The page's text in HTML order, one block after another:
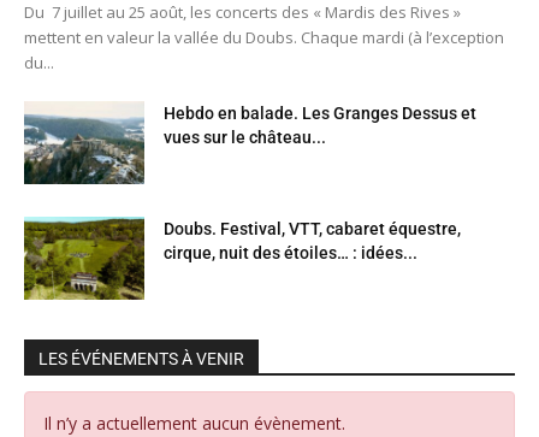
Du 7 juillet au 25 août, les concerts des « Mardis des Rives »
mettent en valeur la vallée du Doubs. Chaque mardi (à l’exception
du...
Hebdo en balade. Les Granges Dessus et
vues sur le château...
Doubs. Festival, VTT, cabaret équestre,
cirque, nuit des étoiles… : idées...
LES ÉVÉNEMENTS À VENIR
Il n’y a actuellement aucun évènement.